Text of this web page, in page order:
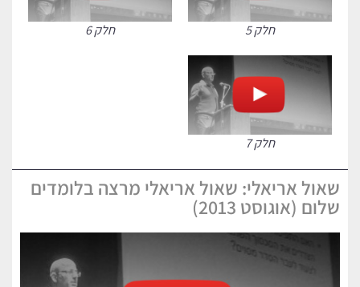
חלק 5 חלק 6
חלק 7
שאול אריאלי: שאול אריאלי מרצה בלומדים
שלום (אוגוסט 2013)